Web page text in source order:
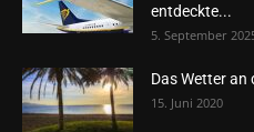
entdeckte...
5. September
Das Wetter an
15. Juni 2020